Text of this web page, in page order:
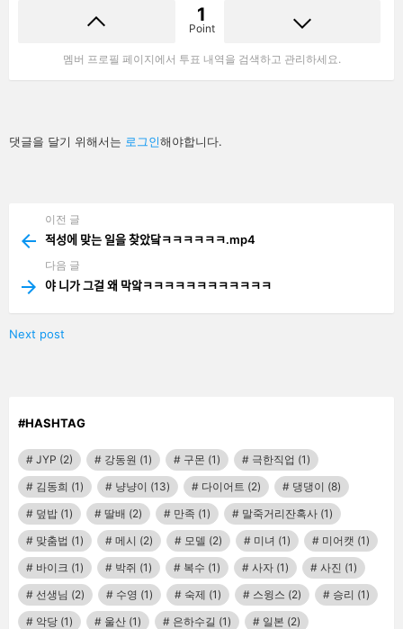
1
Point
멤버 프로필 페이지에서 투표 내역을 검색하고 관리하세요.
답
글
댓글을 달기 위해서는 로그인해야합니다.
more
이전 글
적성에 맞는 일을 찾았닼ㅋㅋㅋㅋㅋㅋ.mp4
다음 글
야 니가 그걸 왜 막앜ㅋㅋㅋㅋㅋㅋㅋㅋㅋㅋㅋㅋ
Next post
#HASHTAG
JYP (2) 강동원 (1) 구몬 (1) 극한직업 (1)
김동희 (1) 냥냥이 (13) 다이어트 (2) 댕댕이 (8)
덮밥 (1) 딸배 (2) 만족 (1) 말죽거리잔혹사 (1)
맞춤법 (1) 메시 (2) 모델 (2) 미녀 (1) 미어캣 (1)
바이크 (1) 박쥐 (1) 복수 (1) 사자 (1) 사진 (1)
선생님 (2) 수영 (1) 숙제 (1) 스윙스 (2) 승리 (1)
악당 (1) 울산 (1) 은하수길 (1) 일본 (2)